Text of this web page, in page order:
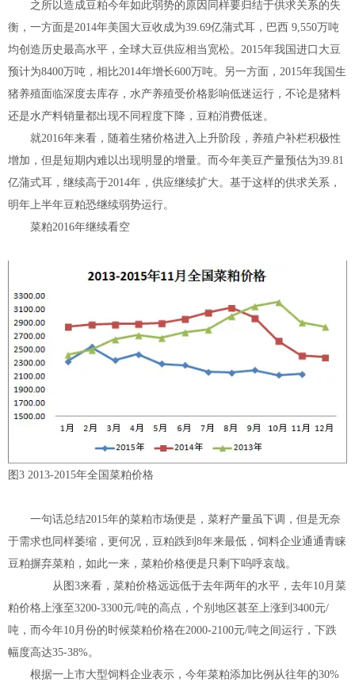
之所以造成豆粕今年如此弱势的原因同样要归结于供求关系的失
衡，一方面是2014年美国大豆收成为39.69亿蒲式耳，巴西 9,550万吨
均创造历史最高水平，全球大豆供应相当宽松。2015年我国进口大豆
预计为8400万吨，相比2014年增长600万吨。另一方面，2015年我国生
猪养殖面临深度去库存，水产养殖受价格影响低迷运行，不论是猪料
还是水产料销量都出现不同程度下降，豆粕消费低迷。
就2016年来看，随着生猪价格进入上升阶段，养殖户补栏积极性
增加，但是短期内难以出现明显的增量。而今年美豆产量预估为39.81
亿蒲式耳，继续高于2014年，供应继续扩大。基于这样的供求关系，
明年上半年豆粕恐继续弱势运行。
菜粕2016年继续看空
图3 2013-2015年全国菜粕价格
一句话总结2015年的菜粕市场便是，菜籽产量虽下调，但是无奈
于需求也同样萎缩，更何况，豆粕跌到8年来最低，饲料企业通通青睐
豆粕摒弃菜粕，如此一来，菜粕价格便是只剩下呜呼哀哉。
从图3来看，菜粕价格远远低于去年两年的水平，去年10月菜
粕价格上涨至3200-3300元/吨的高点，个别地区甚至上涨到3400元/
吨，而今年10月份的时候菜粕价格在2000-2100元/吨之间运行，下跌
幅度高达35-38%。
根据一上市大型饲料企业表示，今年菜粕添加比例从往年的30%